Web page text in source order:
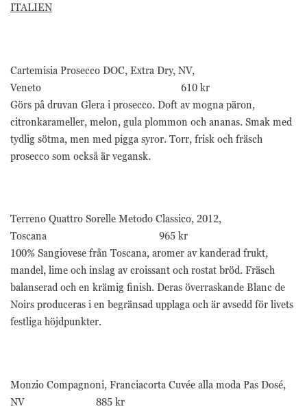
ITALIEN
Cartemisia Prosecco DOC, Extra Dry, NV,
Veneto 610 kr
Görs på druvan Glera i prosecco. Doft av mogna päron,
citronkarameller, melon, gula plommon och ananas. Smak med
tydlig sötma, men med pigga syror. Torr, frisk och fräsch
prosecco som också är vegansk.
Terreno Quattro Sorelle Metodo Classico, 2012,
Toscana 965 kr
100% Sangiovese från Toscana, aromer av kanderad frukt,
mandel, lime och inslag av croissant och rostat bröd. Fräsch
balanserad och en krämig finish. Deras överraskande Blanc de
Noirs produceras i en begränsad upplaga och är avsedd för livets
festliga höjdpunkter.
Monzio Compagnoni, Franciacorta Cuvée alla moda Pas Dosé,
NV 885 kr